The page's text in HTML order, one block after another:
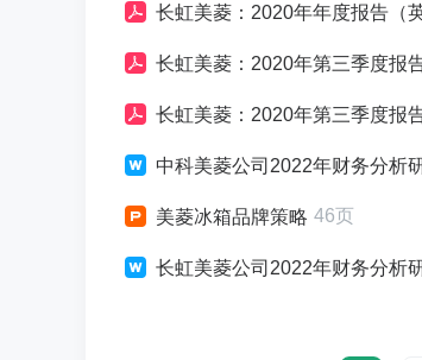
长虹美菱：2020年年度报告（
长虹美菱：2020年第三季度报
长虹美菱：2020年第三季度报
中科美菱公司2022年财务分析
美菱冰箱品牌策略 46页
长虹美菱公司2022年财务分析